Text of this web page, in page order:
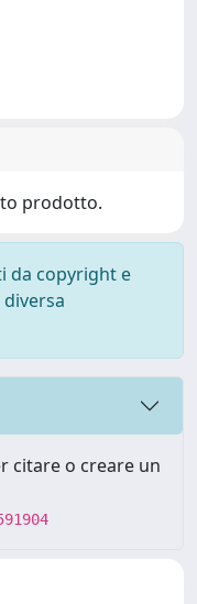
prodotto.
da copyright e
citare o creare un